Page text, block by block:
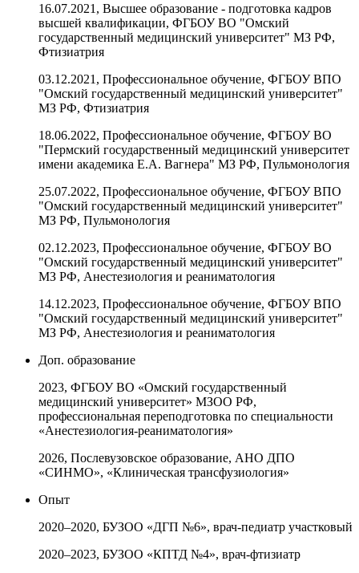
16.07.2021, Высшее образование - подготовка кадров
высшей квалификации, ФГБОУ ВО "Омский
государственный медицинский университет" МЗ РФ,
Фтизиатрия
03.12.2021, Профессиональное обучение, ФГБОУ ВПО
"Омский государственный медицинский университет"
МЗ РФ, Фтизиатрия
18.06.2022, Профессиональное обучение, ФГБОУ ВО
"Пермский государственный медицинский университет
имени академика Е.А. Вагнера" МЗ РФ, Пульмонология
25.07.2022, Профессиональное обучение, ФГБОУ ВПО
"Омский государственный медицинский университет"
МЗ РФ, Пульмонология
02.12.2023, Профессиональное обучение, ФГБОУ ВО
"Омский государственный медицинский университет"
МЗ РФ, Анестезиология и реаниматология
14.12.2023, Профессиональное обучение, ФГБОУ ВПО
"Омский государственный медицинский университет"
МЗ РФ, Анестезиология и реаниматология
Доп. образование
2023, ФГБОУ ВО «Омский государственный
медицинский университет» МЗОО РФ,
профессиональная переподготовка по специальности
«Анестезиология-реаниматология»
2026, Послевузовское образование, АНО ДПО
«СИНМО», «Клиническая трансфузиология»
Опыт
2020–2020, БУЗОО «ДГП №6», врач-педиатр участковый
2020–2023, БУЗОО «КПТД №4», врач-фтизиатр